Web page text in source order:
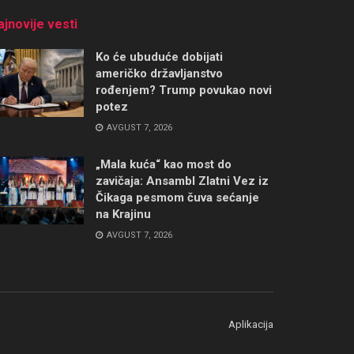
vesti
Ko će ubuduće dobijati
američko državljanstvo
rođenjem? Trump povukao novi
potez
AVGUST 7, 2026
„Mala kuća“ kao most do
zavičaja: Ansambl Zlatni Vez iz
Čikaga pesmom čuva sećanje
na Krajinu
AVGUST 7, 2026
Aplikacija